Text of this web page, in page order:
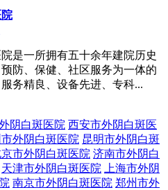
是一所拥有五十余年建院历史
防、保健、社区服务为一体的
务精良、设备先进、专科...
阴白斑医院 西安市外阴白斑医
外阴白斑医院 昆明市外阴白斑
市外阴白斑医院 济南市外阴白
天津市外阴白斑医院 上海市外阴
南京市外阴白斑医院 郑州市外